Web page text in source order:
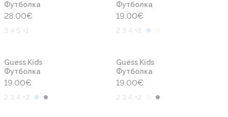
Футболка
28.00€
3 4 5 +1
Футболка
19.00€
2 3 4 +2
Guess Kids
Футболка
19.00€
2 3 4 +2
Guess Kids
Футболка
19.00€
2 3 4 +2